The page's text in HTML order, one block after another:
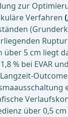
zur
Verfahren
5 cm liegt
% bei EVAR
über 0,5